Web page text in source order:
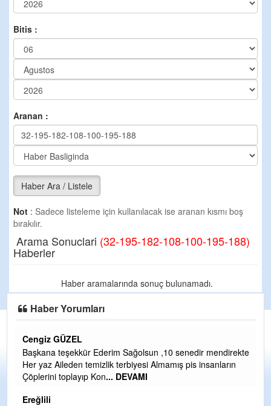
Bitis :
Aranan :
Haber Ara / Listele
Not : Sadece listeleme için kullanılacak ise aranan kısmı boş
bırakılır.
Arama Sonuclari (32-195-182-108-100-195-188)
Haberler
Haber aramalarında sonuç bulunamadı.
Haber Yorumları
Cengiz GÜZEL
Başkana teşekkür Ederim Sağolsun ,10 senedir mendirekte
Her yaz Aileden temizlik terbiyesi Almamış pis insanların
Çöplerini toplayıp Kon... DEVAMI
Ereğlili